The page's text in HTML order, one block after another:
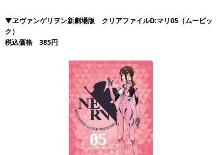
▼ヱヴァンゲリヲン新劇場版 クリアファイルD:マリ05（ムービッ
ク）
税込価格 385円